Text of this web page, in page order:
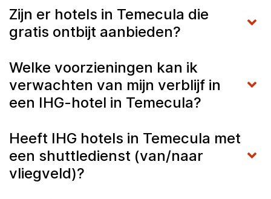
Zijn er hotels in Temecula die
gratis ontbijt aanbieden?
Welke voorzieningen kan ik
verwachten van mijn verblijf in
een IHG-hotel in Temecula?
Heeft IHG hotels in Temecula met
een shuttledienst (van/naar
vliegveld)?